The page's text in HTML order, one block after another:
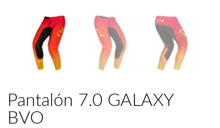
Pantalón 7.0 GALAXY
BVO